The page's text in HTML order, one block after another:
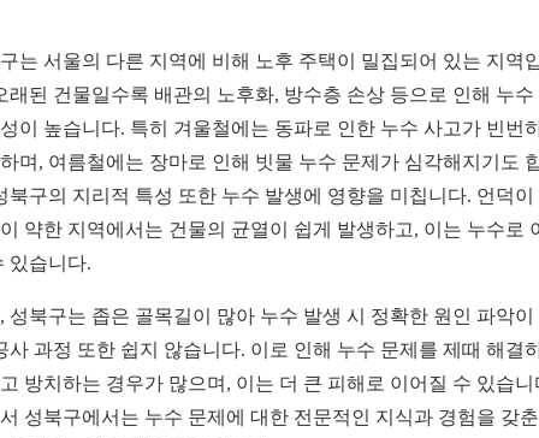
는 서울의 다른 지역에 비해 노후 주택이 밀집되어 있는 지역
래된 건물일수록 배관의 노후화, 방수층 손상 등으로 인해 누수
이 높습니다. 특히 겨울철에는 동파로 인한 누수 사고가 빈번
며, 여름철에는 장마로 인해 빗물 누수 문제가 심각해지기도
북구의 지리적 특성 또한 누수 발생에 영향을 미칩니다. 언덕이
약한 지역에서는 건물의 균열이 쉽게 발생하고, 이는 누수로
있습니다.
성북구는 좁은 골목길이 많아 누수 발생 시 정확한 원인 파악이
사 과정 또한 쉽지 않습니다. 이로 인해 누수 문제를 제때 해결
방치하는 경우가 많으며, 이는 더 큰 피해로 이어질 수 있습니
성북구에서는 누수 문제에 대한 전문적인 지식과 경험을 갖